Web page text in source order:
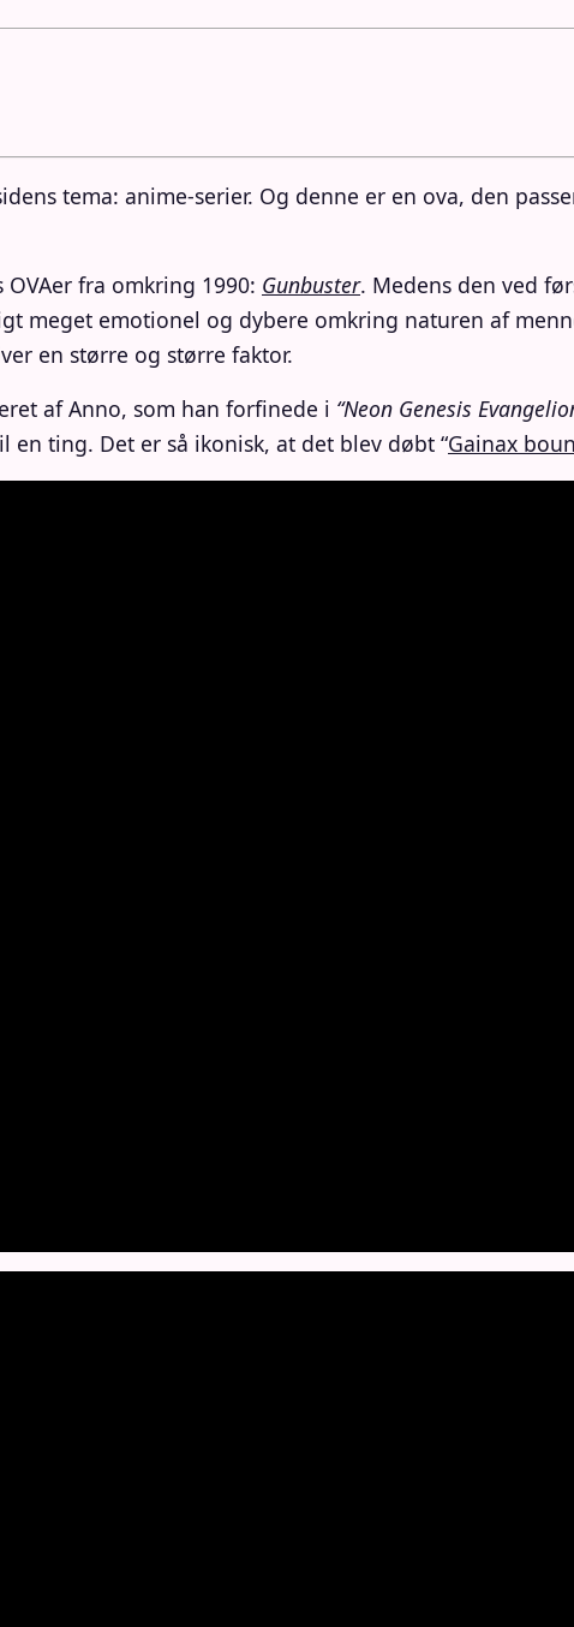
tema: anime-serier. Og denne er en ova, den
fra omkring 1990: Gunbuster. Medens den ved
meget emotionel og dybere omkring naturen af
en større og større faktor.
af Anno, som han forfinede i “Neon Genesis
ting. Det er så ikonisk, at det blev døbt “Gainax